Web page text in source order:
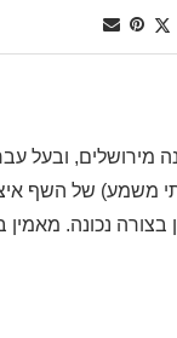
שף דרגה ראשונה
של השף איציק
נכונה. מאמין